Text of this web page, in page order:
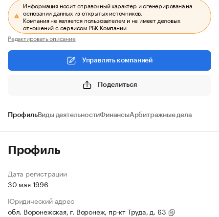
Информация носит справочный характер и сгенерирована на
основании данных из открытых источников.
Компания не является пользователем и не имеет деловых
отношений с сервисом РБК Компании.
Редактировать описание
Управлять компанией
Поделиться
ПрофильВиды деятельностиФинансыАрбитражные дела
Профиль
Дата регистрации
30 мая 1996
Юридический адрес
обл. Воронежская, г. Воронеж, пр-кт Труда, д. 63